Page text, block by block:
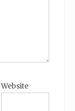
Website